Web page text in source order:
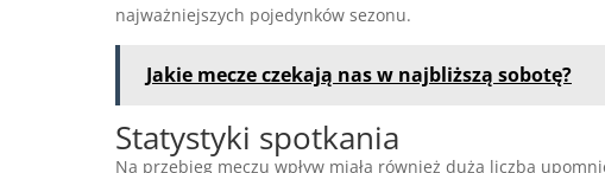
najważniejszych pojedynków sezonu.
Jakie mecze czekają nas w najbliższą sobotę?
Statystyki spotkania
Na przebieg meczu wpływ miała również duża liczba